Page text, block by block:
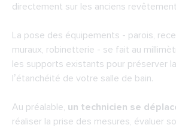
directement sur les anciens
La pose des équipements - parois,
muraux, robinetterie - se fait au
les supports existants pour préserver
l’étanchéité de votre salle de bain.
Au préalable, un technicien se
réaliser la prise des mesures, évaluer